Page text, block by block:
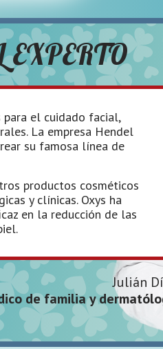
para el cuidado facial,
La empresa Hendel
su famosa línea de
productos cosméticos
y clínicas. Oxys ha
en la reducción de las
Julián
de familia y